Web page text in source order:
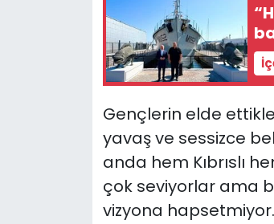
Gençlerin elde
yavaş ve sessizce
anda hem Kıbrıslı
çok seviyorlar ama
vizyona